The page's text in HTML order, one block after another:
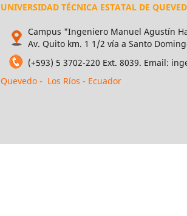
UNIVERSIDAD TÉCNICA ESTATAL DE
Campus "Ingeniero Manuel Agustín
Av. Quito km. 1 1/2 vía a Santo
(+593) 5 3702-220 Ext. 8039. Email:
Quevedo - Los Ríos - Ecuador